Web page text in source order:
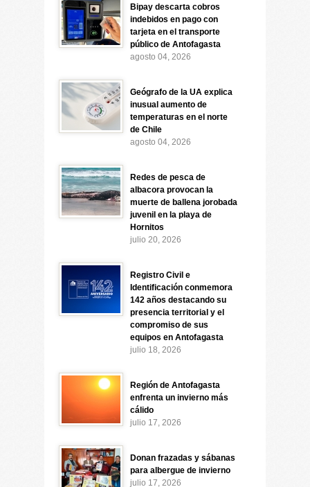
Bipay descarta cobros
indebidos en pago con
tarjeta en el transporte
público de Antofagasta
agosto 04, 2026
Geógrafo de la UA explica
inusual aumento de
temperaturas en el norte
de Chile
agosto 04, 2026
Redes de pesca de
albacora provocan la
muerte de ballena jorobada
juvenil en la playa de
Hornitos
julio 20, 2026
Registro Civil e
Identificación conmemora
142 años destacando su
presencia territorial y el
compromiso de sus
equipos en Antofagasta
julio 18, 2026
Región de Antofagasta
enfrenta un invierno más
cálido
julio 17, 2026
Donan frazadas y sábanas
para albergue de invierno
julio 17, 2026